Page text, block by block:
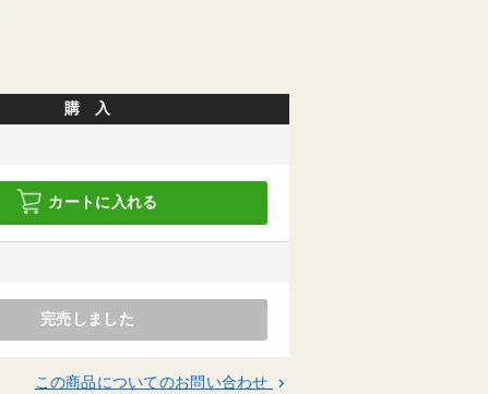
購 入
カートに入れる
完売しました
この商品についてのお問い合わせ keyboard_arrow_right